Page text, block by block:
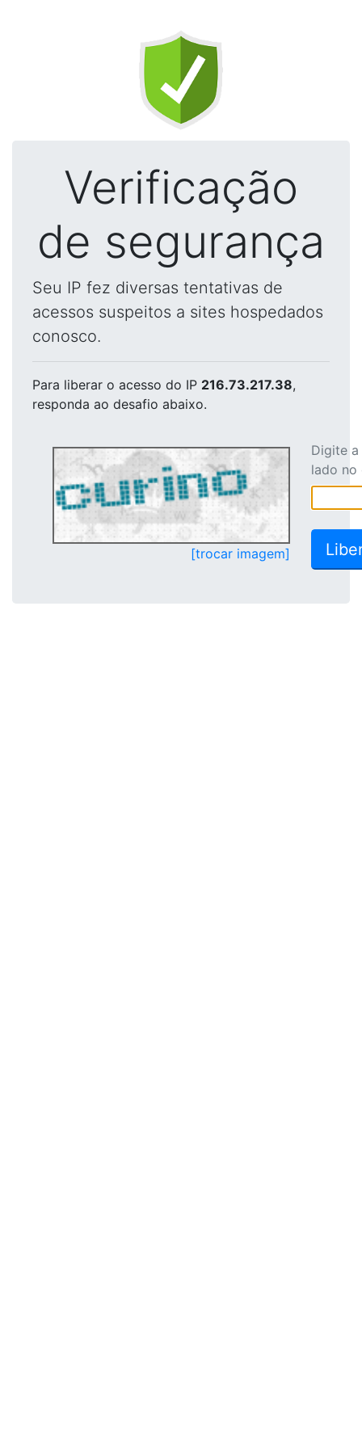
Verificação
de segurança
Seu IP fez diversas tentativas de
acessos suspeitos a sites hospedados
conosco.
Para liberar o acesso do IP 216.73.217.38,
responda ao desafio abaixo.
[trocar imagem]
Digite
lado no